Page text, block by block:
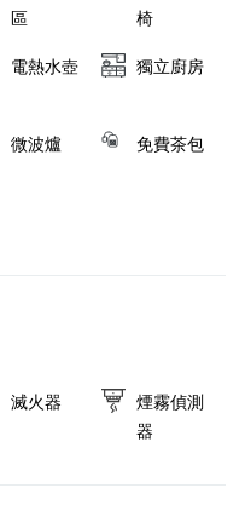
區
椅
電熱水壺 獨立廚房
微波爐 免費茶包
滅火器
煙霧偵測
器